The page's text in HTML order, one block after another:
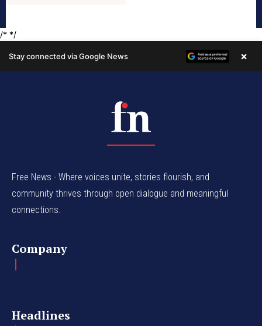
Free News - Where voices unite, stories flourish, and
community thrives through open dialogue and meaningful
connections.
Company
Headlines